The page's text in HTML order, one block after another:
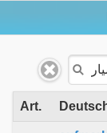
Art.